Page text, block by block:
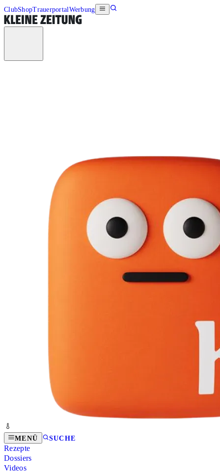
ClubShopTrauerportalWerbung
MENÜ SUCHE
Rezepte
Dossiers
Videos